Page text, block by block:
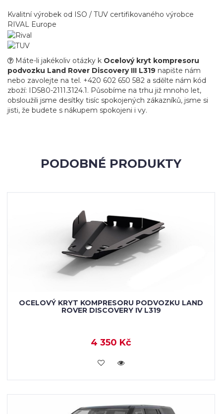
Kvalitní výrobek od ISO / TUV certifikovaného výrobce
RIVAL Europe
Máte-li jakékoliv otázky k Ocelový kryt kompresoru
podvozku Land Rover Discovery III L319 napište nám
nebo zavolejte na tel. +420 602 650 582 a sdělte nám kód
zboží: ID580-2111.3124.1. Působíme na trhu již mnoho let,
obsloužili jsme desítky tisíc spokojených zákazníků, jsme si
jisti, že budete s nákupem spokojeni i vy.
PODOBNÉ PRODUKTY
OCELOVÝ KRYT KOMPRESORU PODVOZKU LAND
ROVER DISCOVERY IV L319
4 350 Kč
KOUPIT